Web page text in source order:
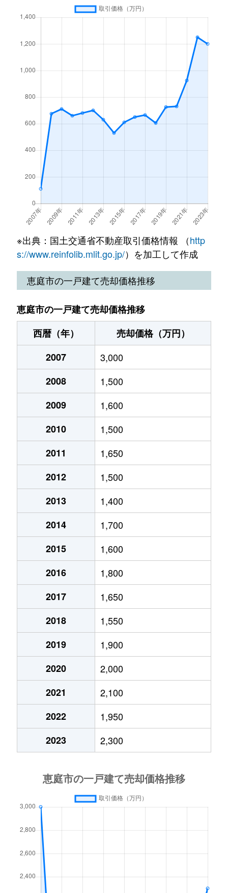
1,300万円 恵み野
徒歩4分
徒歩23分
徒歩23分
6,900万円 徒歩28分
恵み野南
住吉町
徒歩13分
戸磯
徒歩21分
中島町
徒歩19分
中島町
2,000万円 恵庭
中島町
中島町
柏陽町
1,900万円 恵み野 徒歩16分
柏陽町
2,300万円 恵み野 徒歩15分
柏陽町
2,500万円 恵み野 徒歩16分
柏陽町
2,400万円 恵み野 徒歩16分
福住町
4,100万円 恵庭 徒歩14分
福住町
4,600万円 恵庭 徒歩14分
福住町
1,600万円 恵庭 徒歩16分
福住町
3,400万円 恵庭 徒歩14分
福住町
1,100万円 恵庭 徒歩12分
美咲野
1,300万円 恵庭 徒歩29分
緑町
500万円 恵庭 徒歩6分
恵み野北
2,300万円 恵み野 徒歩14分
恵み野北
700万円 恵み野 徒歩16分
恵み野北
7,800万円 恵み野 徒歩18分
恵み野里美
3,500万円 恵み野 徒歩6分
恵み野西
1,200万円 恵み野 徒歩4分
恵み野東
2,000万円 恵み野 徒歩24分
恵み野東
2,100万円 恵み野 徒歩26分
和光町
800万円 恵庭 徒歩15分
※出典：国土交通省不動産取引価格情報 （http
s://www.reinfolib.mlit.go.jp/）を加工して作成
恵庭市の一戸建て売却価格推移
恵庭市の一戸建て売却価格推移
西暦（年）
売却価格（万円）
2007
3,000
2008
1,500
2009
1,600
2010
1,500
2011
1,650
2012
1,500
2013
1,400
2014
1,700
2015
1,600
2016
1,800
2017
1,650
2018
1,550
2019
1,900
2020
2,000
2021
2,100
2022
1,950
2023
2,300